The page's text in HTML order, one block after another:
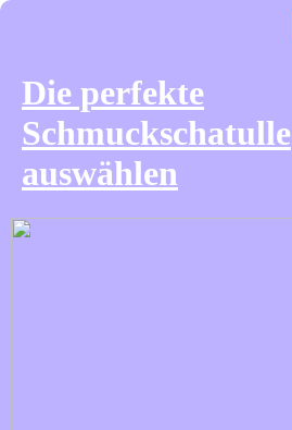
Die perfekte
Schmuckschatulle
auswählen